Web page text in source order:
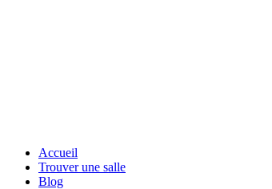
Accueil
Trouver une salle
Blog